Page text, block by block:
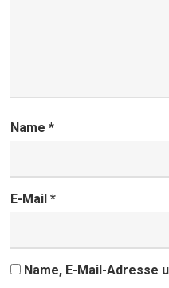
Name*
E-Mail*
Name, E-Mail-Adresse